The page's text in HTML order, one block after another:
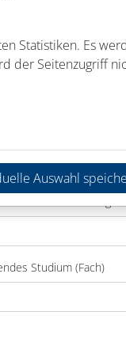
Studium (Fach)
Statistiken. Es
der Seitenzugriff
Auswahl